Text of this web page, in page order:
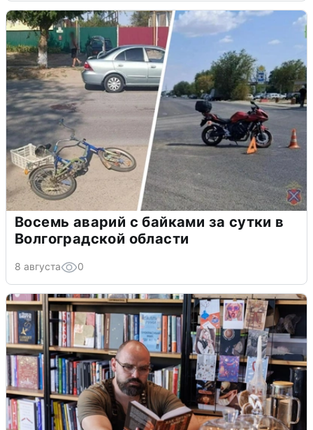
Восемь аварий с байками за сутки в
Волгоградской области
8 августа 0